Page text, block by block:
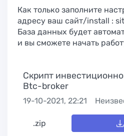
Как только заполните
адресу ваш сайт/install :
База данных будет
и вы сможете начать
Скрипт
Btc-broker
19-10-2021, 22:21
.zip